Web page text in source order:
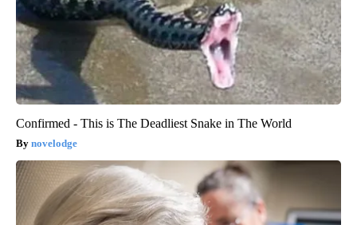
Confirmed - This is The Deadliest Snake in The World
novelodge